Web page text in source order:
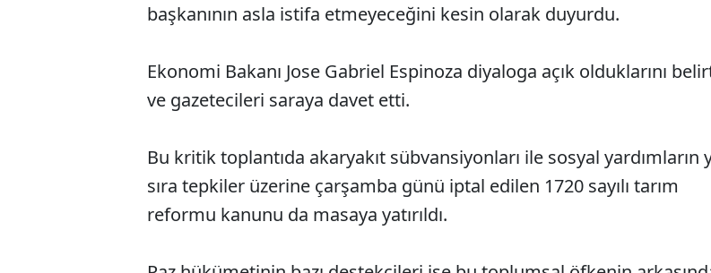
başkanının asla istifa etmeyeceğini kesin olarak duyurdu.
Ekonomi Bakanı Jose Gabriel Espinoza diyaloga açık olduklarını
ve gazetecileri saraya davet etti.
Bu kritik toplantıda akaryakıt sübvansiyonları ile sosyal yardımların
sıra tepkiler üzerine çarşamba günü iptal edilen 1720 sayılı tarım
reformu kanunu da masaya yatırıldı.